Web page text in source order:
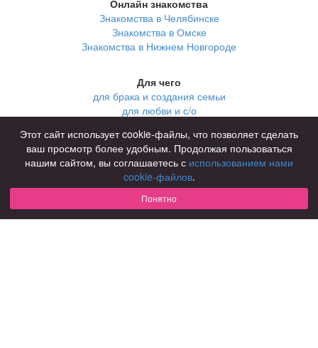
Онлайн знакомства
Знакомства в Челябинске
Знакомства в Омске
Знакомства в Нижнем Новгороде
Для чего
для брака и создания семьи
для любви и с/о
для взрослых
В возрасте
за 40 лет
за 60 лет
для пожилых
С кем
Этот сайт использует cookie-файлы, что позволяет сделать
ваш просмотр более удобным. Продолжая пользоваться
нашим сайтом, вы соглашаетесь с использованием нами
cookie-файлов.
Понятно